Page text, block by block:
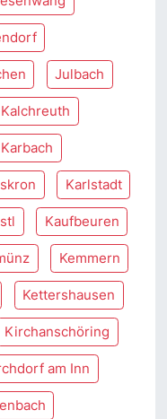
Julbach
Kalchreuth
Karbach
Karlstadt
Kaufbeuren
Kemmern
Kettershausen
Kirchanschöring
am Inn